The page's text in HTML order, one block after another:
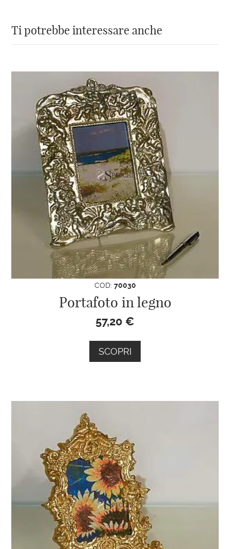
Ti potrebbe interessare anche
COD: 70030
Portafoto in legno
57,20 €
SCOPRI